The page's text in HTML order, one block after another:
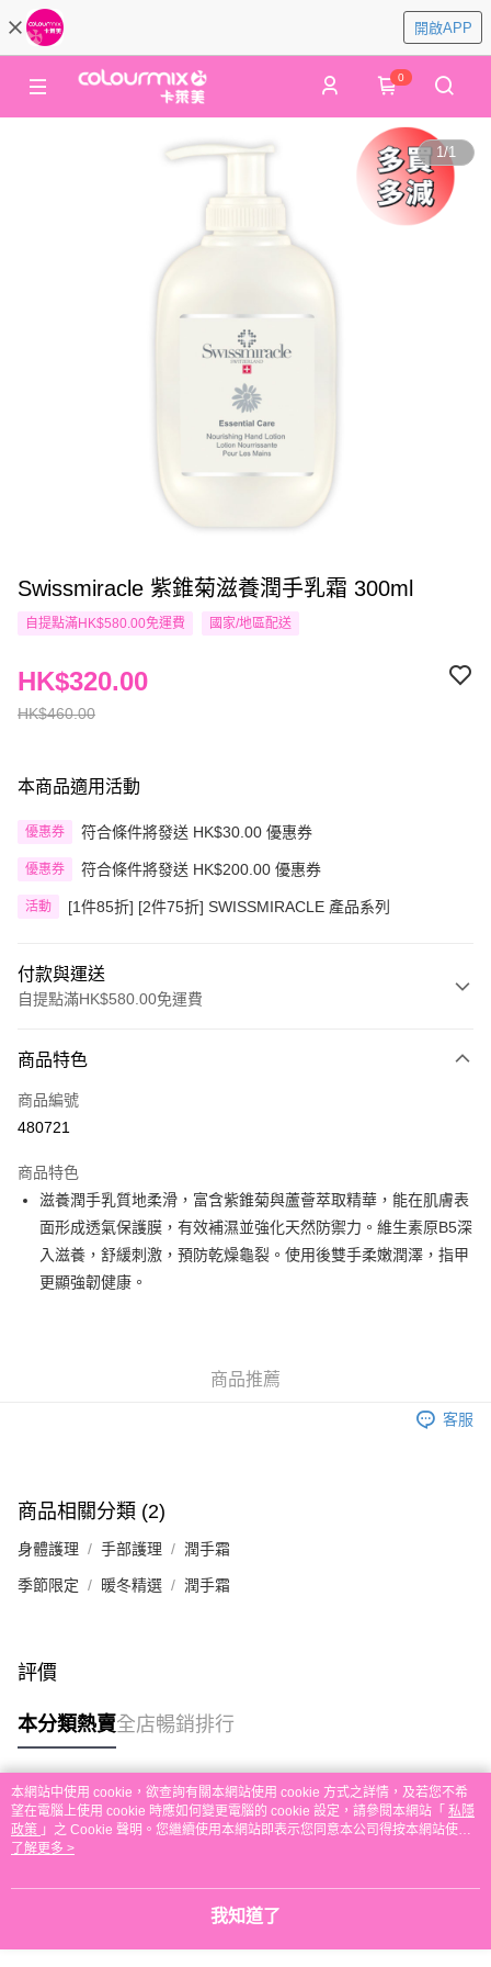
開啟APP
0
1/1
Swissmiracle 紫錐菊滋養潤手乳霜 300ml
自提點滿HK$580.00免運費 國家/地區配送
HK$460.00
HK$320.00
本商品適用活動
優惠券 符合條件將發送 HK$30.00 優惠券
優惠券 符合條件將發送 HK$200.00 優惠券
活動 [1件85折] [2件75折] SWISSMIRACLE 產品系列
付款與運送
自提點滿HK$580.00免運費
信用卡
Apple Pay
AlipayHK
PayMe
WeChat Pay
銀行匯款 請將存款存到以下銀行帳戶，並於存款單據寫上訂單編號後電郵至
eshop@colourmix-cosmetics.com** **我們不會處理沒有提供存款單據的訂
單。 如果訂購後七個工作天內我們未能收到有關存款，有關訂單將被取消。
付款後順豐站及營業點取貨
本地配送
免運費
其他地區配送
商品特色
商品編號
480721
商品特色
滋養潤手乳質地柔滑，富含紫錐菊與蘆薈萃取精華，能在肌膚表
面形成透氣保護膜，有效補濕並強化天然防禦力。維生素原B5深
入滋養，舒緩刺激，預防乾燥龜裂。使用後雙手柔嫩潤澤，指甲
更顯強韌健康。
商品推薦
客服
商品相關分類 (2)
身體護理 手部護理 潤手霜
季節限定 暖冬精選 潤手霜
評價
本分類熱賣全店暢銷排行
熱門標籤
熱銷排行
本網站中使用 cookie，欲查詢有關本網站使用 cookie 方式之詳情，及若您不希
望在電腦上使用 cookie 時應如何變更電腦的 cookie 設定，請參閱本網站「 私隱
政策 」之 Cookie 聲明。您繼續使用本網站即表示您同意本公司得按本網站使用
條款之 Cookie 聲明使用 cookie。
了解更多 >
我知道了